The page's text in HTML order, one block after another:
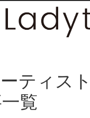
ーティス
覧